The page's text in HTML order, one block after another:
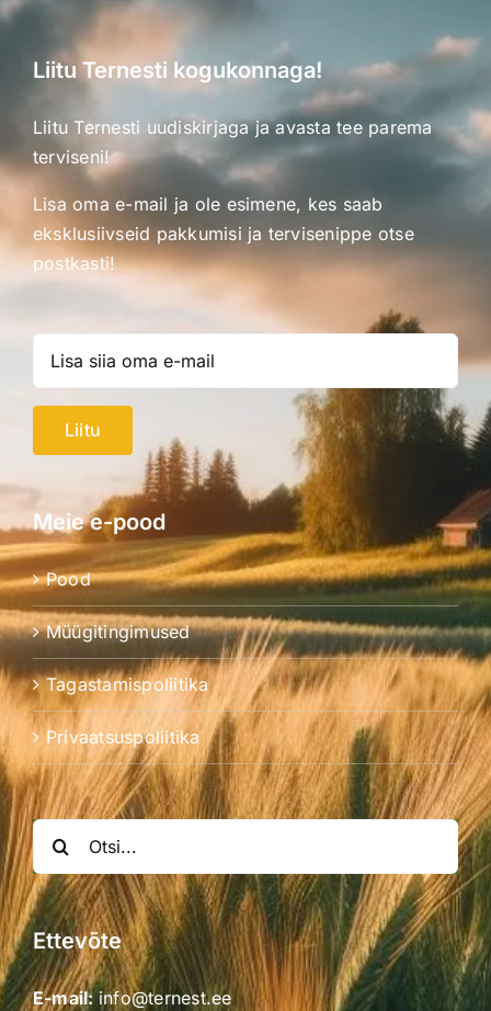
saladus
Liitu Ternesti kogukonnaga!
Liitu Ternesti uudiskirjaga ja avasta tee parema
terviseni!
Lisa oma e-mail ja ole esimene, kes saab
eksklusiivseid pakkumisi ja tervisenippe otse
postkasti!
Liitu
Meie e-pood
Pood
Müügitingimused
Tagastamispoliitika
Privaatsuspoliitika
Search
for:
Ettevõte
E-mail:info@ternest.ee